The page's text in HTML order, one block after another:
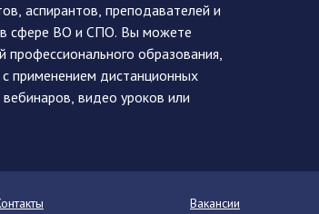
аспирантов, преподавателей и
в сфере ВО и СПО. Вы можете
образования,
применением дистанционных
видео уроков или
Вакансии